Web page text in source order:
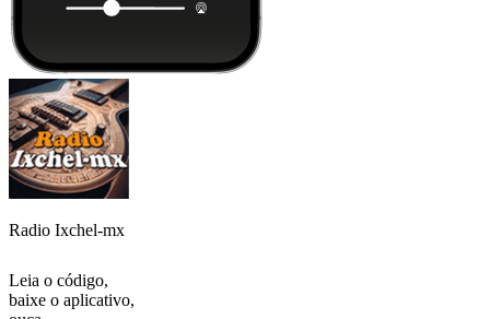
Radio Ixchel-mx
Leia o código,
baixe o aplicativo,